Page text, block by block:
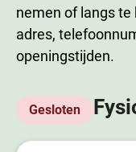
nemen of langs
adres,
openingstijden.
Gesloten